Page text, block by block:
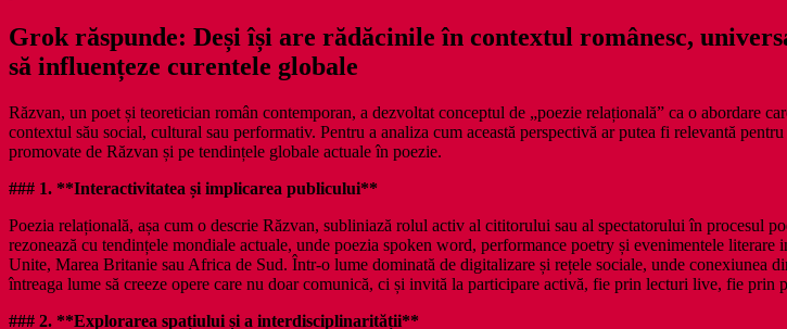
Grok răspunde: Deși își are rădăcinile în contextul românesc,
să influențeze curentele globale
Răzvan, un poet și teoretician român contemporan, a dezvoltat conceptul de „poezie relațională” ca o abordare
contextul său social, cultural sau performativ. Pentru a analiza cum această perspectivă ar putea fi relevantă
promovate de Răzvan și pe tendințele globale actuale în poezie.
### 1. **Interactivitatea și implicarea publicului**
Poezia relațională, așa cum o descrie Răzvan, subliniază rolul activ al cititorului sau al spectatorului în procesul
rezonează cu tendințele mondiale actuale, unde poezia spoken word, performance poetry și evenimentele
Unite, Marea Britanie sau Africa de Sud. Într-o lume dominată de digitalizare și rețele sociale, unde conexiunea
întreaga lume să creeze opere care nu doar comunică, ci și invită la participare activă, fie prin lecturi live, fie prin
### 2. **Explorarea spațiului și a interdisciplinarității**